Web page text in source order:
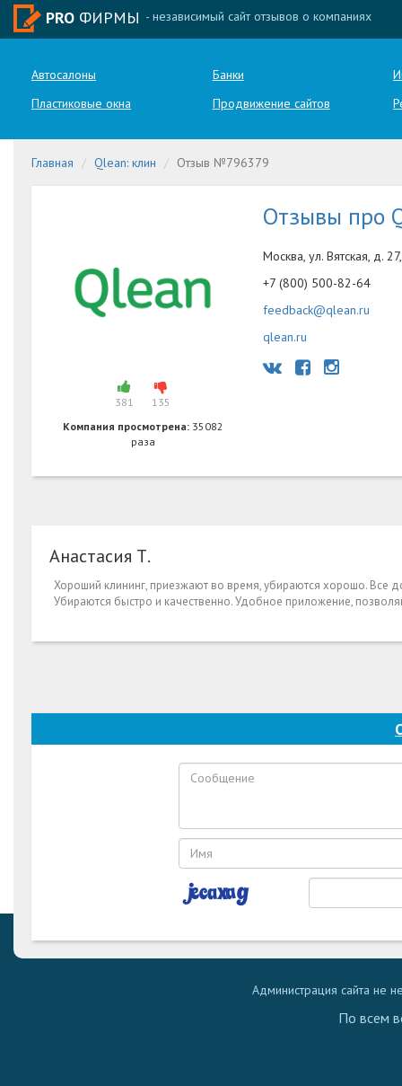
PRO ФИРМЫ - независимый сайт отзывов о компаниях
Автосалоны Банки
Пластиковые окна
Продвижение сайтов
Главная Qlean: клин Отзыв №796379
381
135
Компания просмотрена: 35082
раза
Отзывы про
Москва, ул. Вятская, д.
+7 (800) 500-82-64
feedback@qlean.ru
qlean.ru
Анастасия Т.
Хороший клининг, приезжают во время, убираются хорошо. Все
Убираются быстро и качественно. Удобное приложение,
Администрация сайта не
По всем